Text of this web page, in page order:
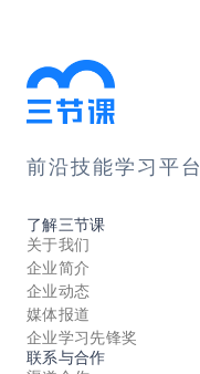
前沿技能学习平台
了解三节课
关于我们
企业简介
企业动态
媒体报道
企业学习先锋奖
联系与合作